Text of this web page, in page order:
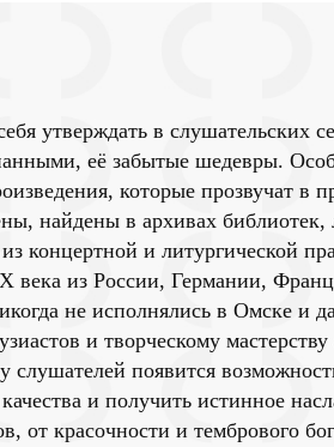
утверждать в слушательских
её забытые шедевры.
которые прозвучат в
найдены в архивах библиотек,
концертной и литургической
века из России, Германии,
не исполнялись в Омске и
и творческому мастерству
появится
и получить истинное
от красочности и тембрового